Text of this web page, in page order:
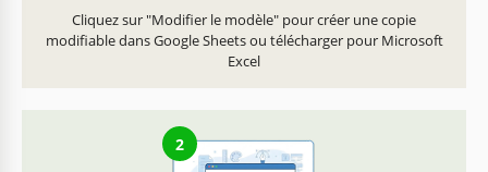
Cliquez sur "Modifier le modèle" pour créer une copie
modifiable dans Google Sheets ou télécharger pour Microsoft
Excel
2